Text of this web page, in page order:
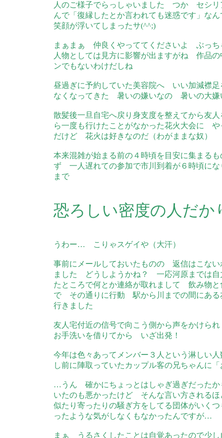
人のご様子でらっしゃいました つか セシ
んで「復縁したとか言われても迷惑です」な
笑顔が浮いてしまったサ(^^;)
まぁまぁ 仲良くやっててくださいよ ぶっ
人物としては見方に影響が出ますがね 作品
ンでもないわけだしね
昼過ぎに予約していた美容院へ いい加減襟
なくなってきた 暑いの嫌いなの 暑いの大
散髪後一旦自宅へ戻り身支度を整えてから友
ら一度も行けたことがなかった花火大会に
だけど 花火は好きなのだ（わがままな奴）
本来混雑が始まる前の４時頃を目安に集まる
ず 一人遅れての参加で市川到着が６時頃
まで
恐ろしい密度の人だか
うわー… こりゃスゲイや（大汗）
事前にメールしておいたものの 返信はこな
ました どうしようかね？ 一応河原までは
たところで何とか連絡が取れまして 飲み物
で その通りに行動 駅から川までの間にある
行きました
友人宅付近の信号で向こう側から声をかけ
お手洗いを借りてから いざ出発！
今年は色々あってメンバー３人という淋し
し前に陣取っていたカップル客の兄ちゃんに
…うん 確かにちょっとはしゃぎ過ぎだった
いたのも悪かったけど そんな言い方される
似たり寄ったりの騒ぎ方をしてる団体がいく
ったような気がしなくもなかったんですが…
まぁ うるさくしたことは自覚あったので少